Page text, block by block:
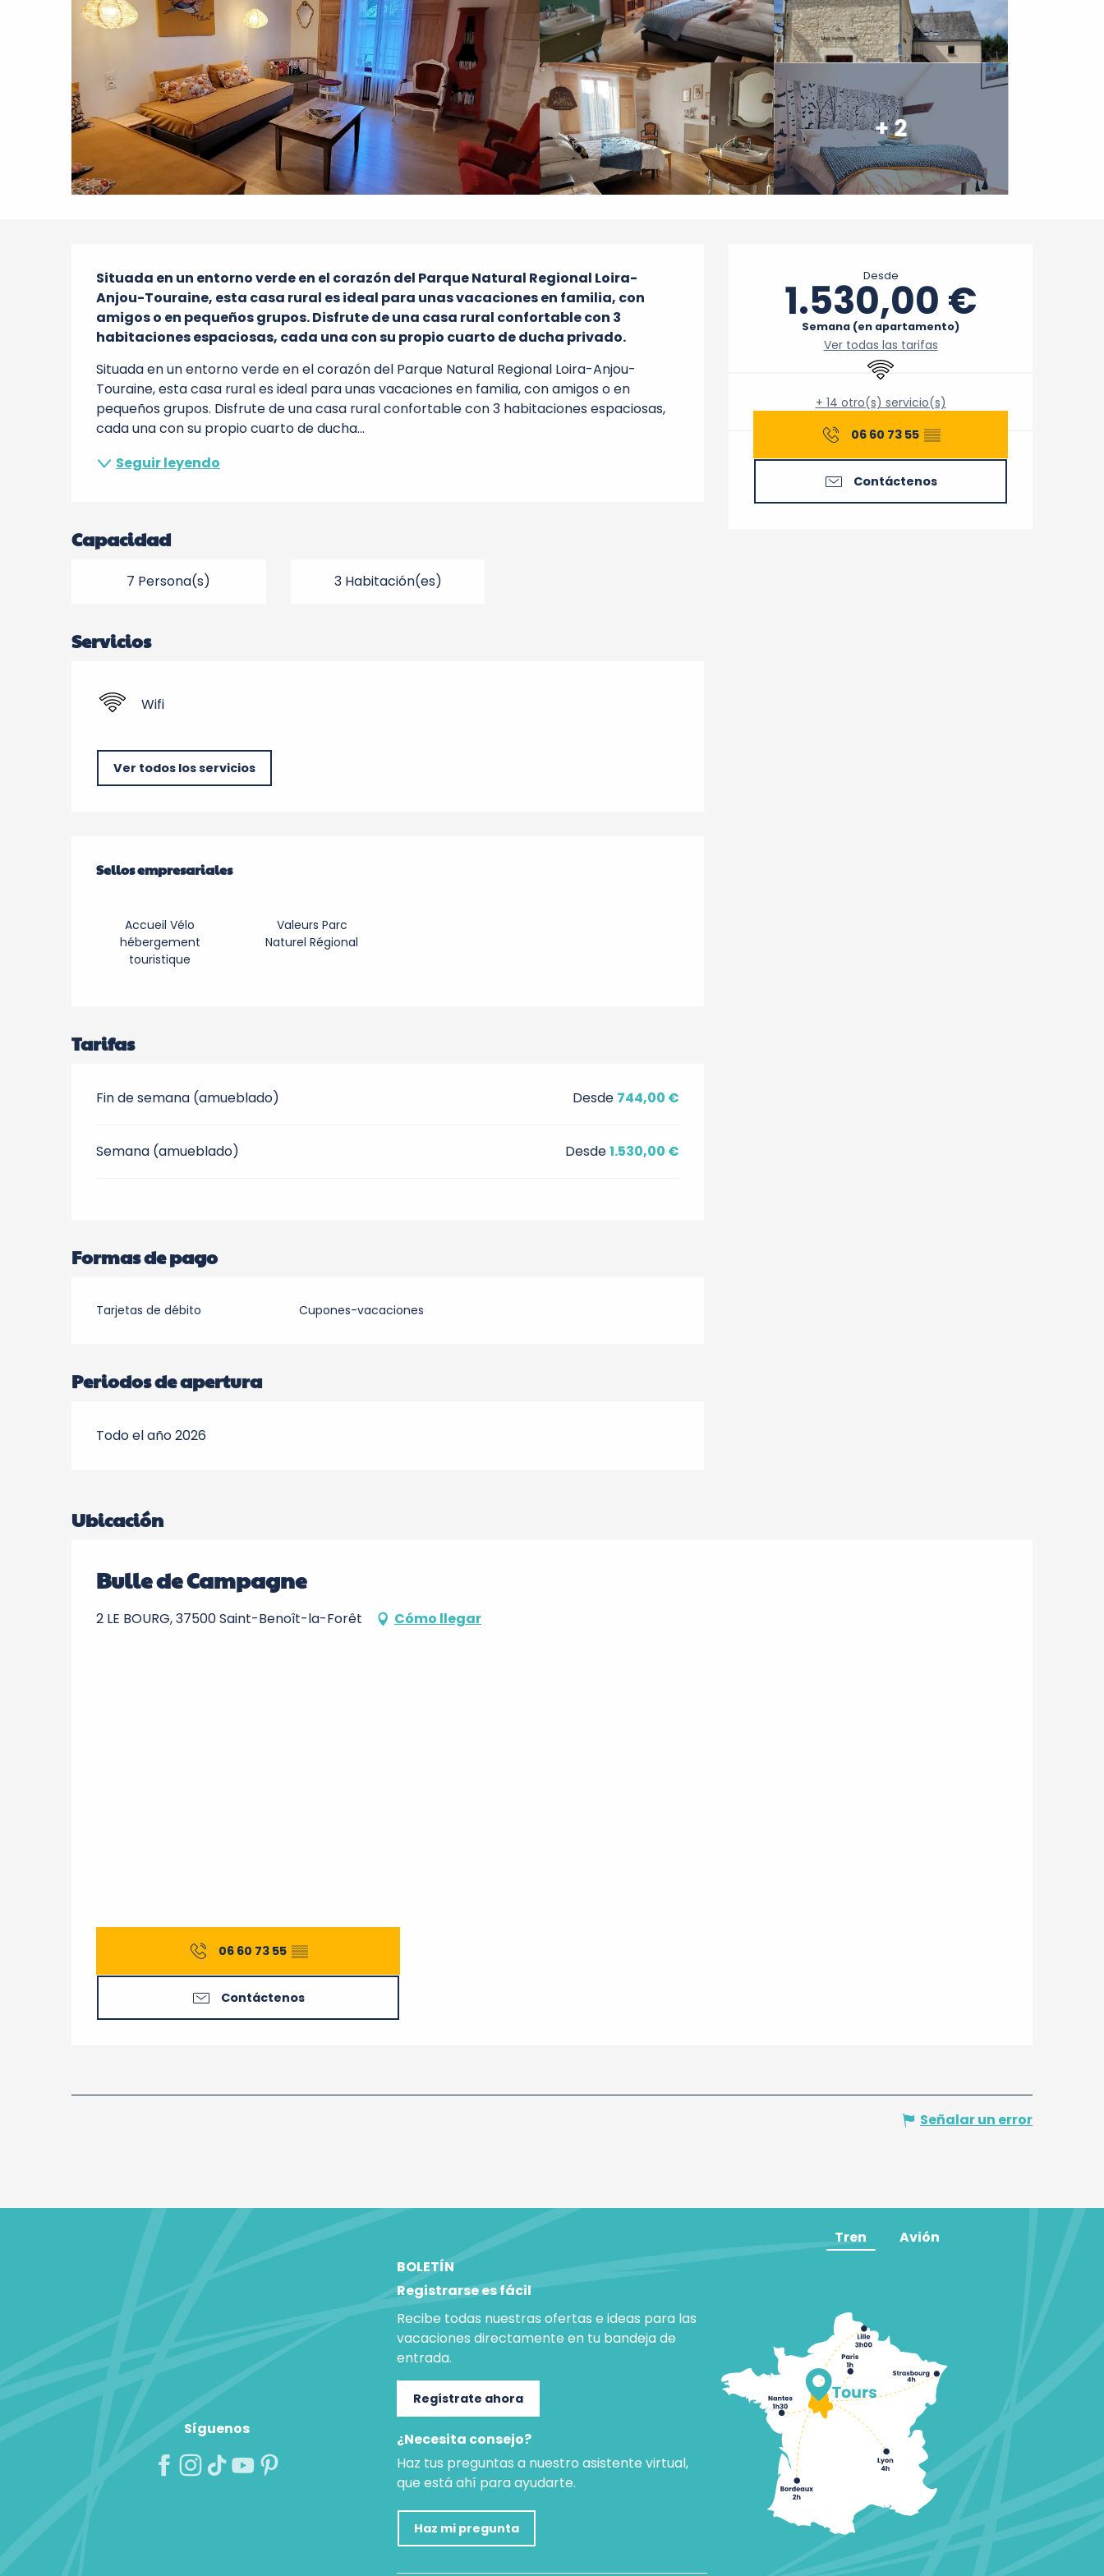
+ 2
Horarios y datos de
Desde
1.530,00 €
Semana (en apartamento)
Ver todas las tarifas
Wifi
+ 14 otro(s) servicio(s)
06 60 73 55 ▒▒
Contáctenos
Descripción
Situada en un entorno verde en el corazón del Parque Natural Regional Loira-
Anjou-Touraine, esta casa rural es ideal para unas vacaciones en familia, con
amigos o en pequeños grupos. Disfrute de una casa rural confortable con 3
habitaciones espaciosas, cada una con su propio cuarto de ducha privado.
Situada en un entorno verde en el corazón del Parque Natural Regional Loira-Anjou-
Touraine, esta casa rural es ideal para unas vacaciones en familia, con amigos o en
pequeños grupos. Disfrute de una casa rural confortable con 3 habitaciones espaciosas,
cada una con su propio cuarto de ducha...
Seguir leyendo
Capacidad
7 Persona(s) 3 Habitación(es)
Servicios
Wifi
Ver todos los servicios
Oferta de prestaciones
Sellos empresariales
Sellos empresariales
Accueil Vélo
hébergement
touristique
Valeurs Parc
Naturel Régional
Tarifas
Fin de semana (amueblado) Desde 744,00 €
Semana (amueblado) Desde1.530,00 €
Formas de pago
Tarjetas de débito Cupones-vacaciones
Periodos de apertura
Todo el año 2026
Ubicación
Bulle de Campagne
2 LE BOURG, 37500 Saint-Benoît-la-Forêt Cómo llegar
06 60 73 55 ▒▒
Contáctenos
Señalar un error
Síguenos
BOLETÍN
Registrarse es fácil
Recibe todas nuestras ofertas e ideas para las
vacaciones directamente en tu bandeja de
entrada.
Regístrate ahora
¿Necesita consejo?
Haz tus preguntas a nuestro asistente virtual,
que está ahí para ayudarte.
Haz mi pregunta
Tren Avión